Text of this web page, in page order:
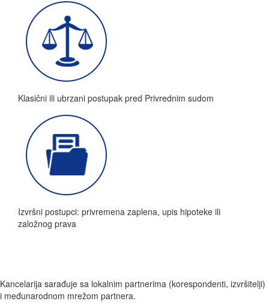
Klasični ili ubrzani postupak pred Privrednim sudom
Izvršni postupci: privremena zaplena, upis hipoteke ili
založnog prava
Kancelarija sarađuje sa lokalnim partnerima (korespondenti, izvršitelji)
i međunarodnom mrežom partnera.